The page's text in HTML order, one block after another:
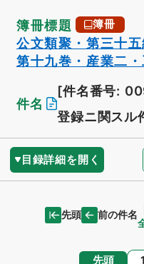
簿冊標題 簿冊
公文類聚・第三十
第十九巻・産業二
件名
[件名番号:
登録ニ関スル
目録詳細を開く
先頭 前の件名
先頭 ペ